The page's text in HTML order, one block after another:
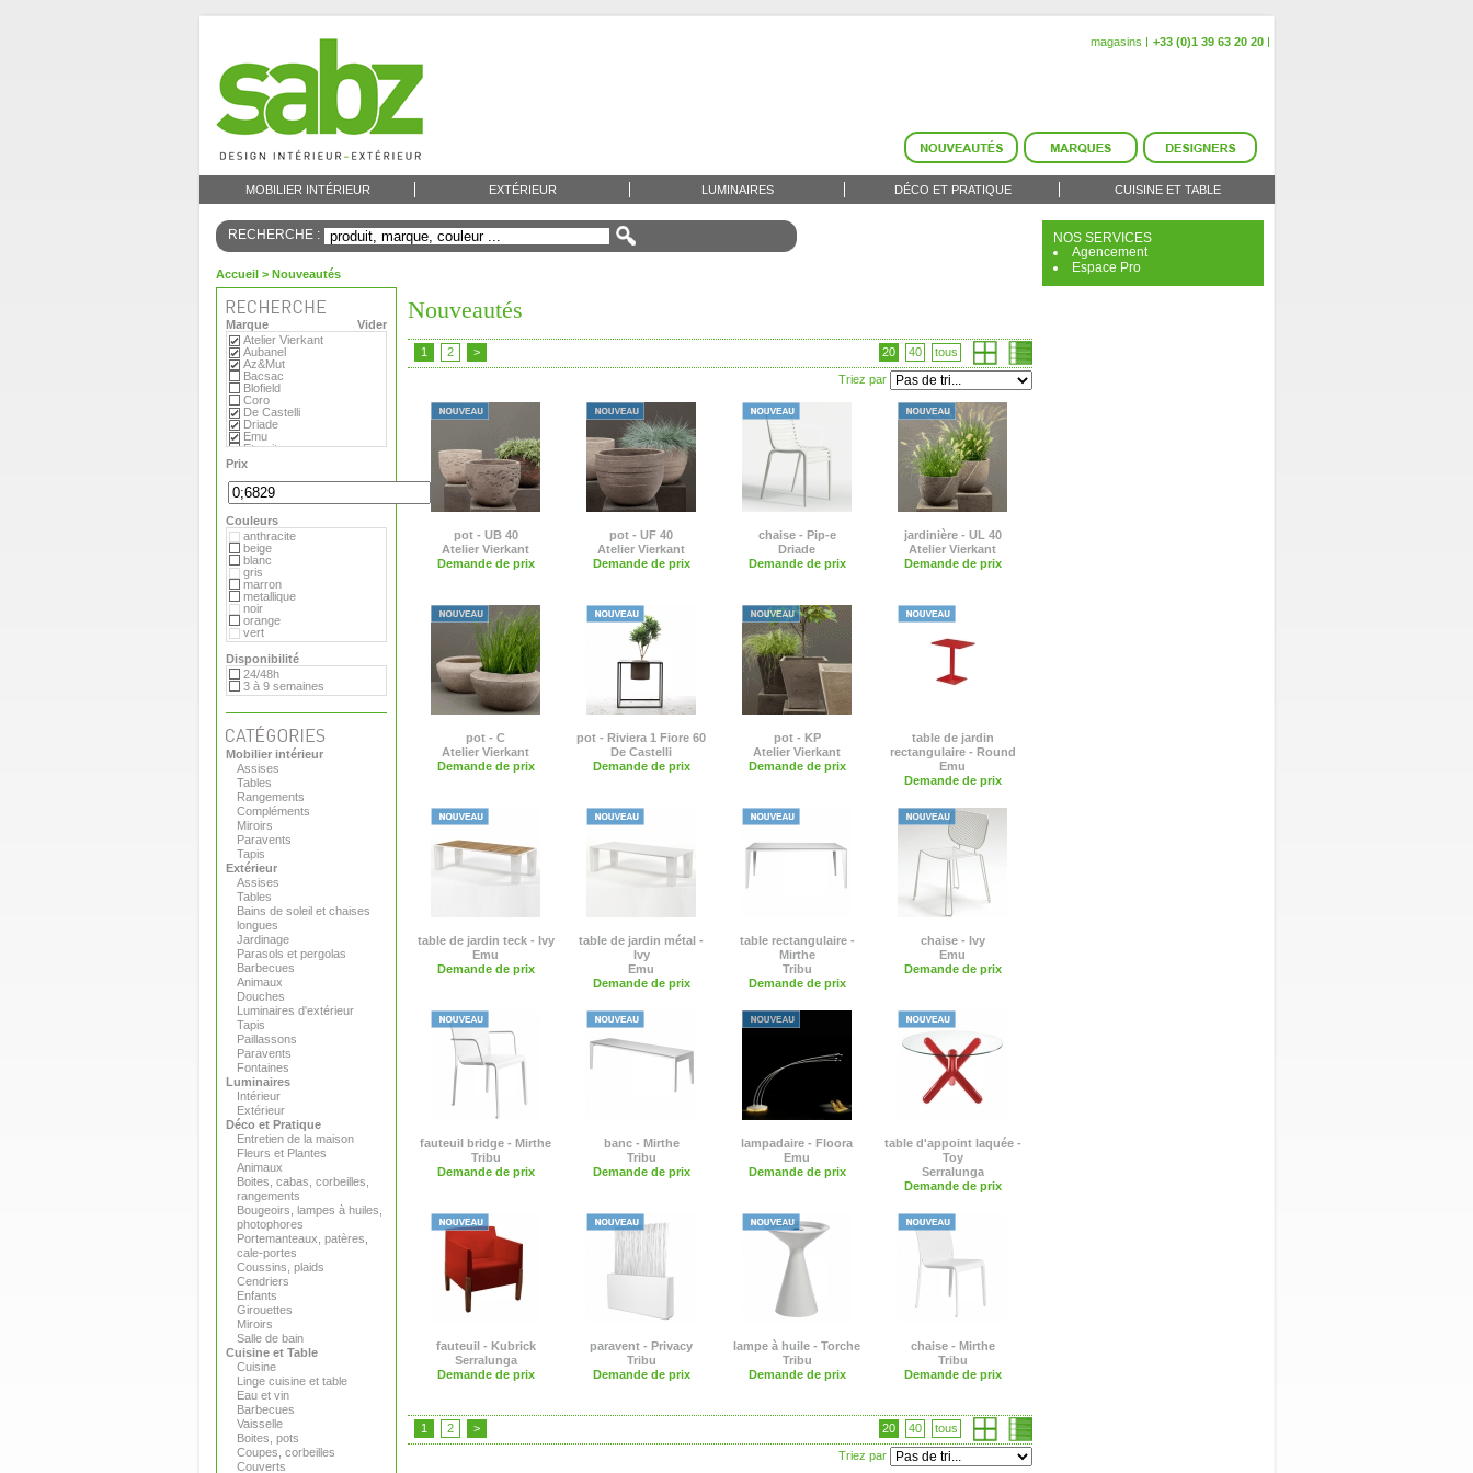
magasins +33 (0)1 39 63 20 20
MOBILIER INTÉRIEUR EXTÉRIEUR LUMINAIRES DÉCO ET PRATIQUE CUISINE ET TABLE
NOS SERVICES
Agencement
Espace Pro
RECHERCHE :
Accueil > Nouveautés
Vider
Marque
Atelier Vierkant
Aubanel
Az&Mut
Bacsac
Blofield
Coro
De Castelli
Driade
Emu
Eternit
Eva Solo
Extremis
Fermob
Flora
Gandia Blasco
Magis
Paola Lenti
Roger Pradier
Royal VKB
Serralunga
Sywawa
Tribu
Versus
Virages
Prix
Couleurs
anthracite
beige
blanc
gris
marron
metallique
noir
orange
vert
Disponibilité
24/48h
3 à 9 semaines
Mobilier intérieur
Assises
Tables
Rangements
Compléments
Miroirs
Paravents
Tapis
Extérieur
Assises
Tables
Bains de soleil et chaises
longues
Jardinage
Parasols et pergolas
Barbecues
Animaux
Douches
Luminaires d'extérieur
Tapis
Paillassons
Paravents
Fontaines
Luminaires
Intérieur
Extérieur
Déco et Pratique
Entretien de la maison
Fleurs et Plantes
Animaux
Boites, cabas, corbeilles,
rangements
Bougeoirs, lampes à huiles,
photophores
Portemanteaux, patères,
cale-portes
Coussins, plaids
Cendriers
Enfants
Girouettes
Miroirs
Salle de bain
Cuisine et Table
Cuisine
Linge cuisine et table
Eau et vin
Barbecues
Vaisselle
Boites, pots
Coupes, corbeilles
Couverts
Nouveautés
1 2 >
Triez par
20 40 tous
pot - UB 40
Atelier Vierkant
Demande de prix
pot - UF 40
Atelier Vierkant
Demande de prix
chaise - Pip-e
Driade
Demande de prix
jardinière - UL 40
Atelier Vierkant
Demande de prix
pot - C
Atelier Vierkant
Demande de prix
pot - Riviera 1 Fiore 60
De Castelli
Demande de prix
pot - KP
Atelier Vierkant
Demande de prix
table de jardin
rectangulaire - Round
Emu
Demande de prix
table de jardin teck - Ivy
Emu
Demande de prix
table de jardin métal -
Ivy
Emu
Demande de prix
table rectangulaire -
Mirthe
Tribu
Demande de prix
chaise - Ivy
Emu
Demande de prix
fauteuil bridge - Mirthe
Tribu
Demande de prix
banc - Mirthe
Tribu
Demande de prix
lampadaire - Floora
Emu
Demande de prix
table d'appoint laquée -
Toy
Serralunga
Demande de prix
fauteuil - Kubrick
Serralunga
Demande de prix
paravent - Privacy
Tribu
Demande de prix
lampe à huile - Torche
Tribu
Demande de prix
chaise - Mirthe
Tribu
Demande de prix
1 2 >
Triez par
20 40 tous